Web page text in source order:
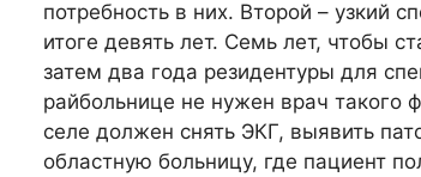
потребность в них. Второй – узкий
итоге девять лет. Семь лет, чтобы
затем два года резидентуры для
райбольнице не нужен врач такого
селе должен снять ЭКГ, выявить
областную больницу, где пациент